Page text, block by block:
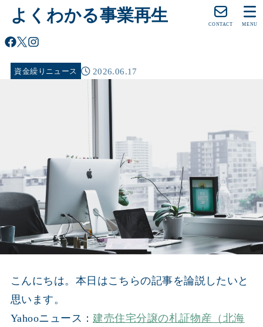
よくわかる事業再生 CONTACT MENU
資金繰りニュース 2026.06.17
こんにちは。本日はこちらの記事を論説したいと
思います。
Yahooニュース：建売住宅分譲の札証物産（北海